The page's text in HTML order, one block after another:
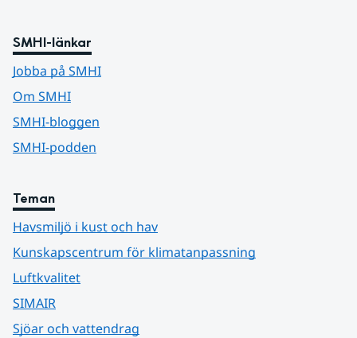
SMHI-länkar
Jobba på SMHI
Om SMHI
SMHI-bloggen
SMHI-podden
Teman
Havsmiljö i kust och hav
Kunskapscentrum för klimatanpassning
Luftkvalitet
SIMAIR
Sjöar och vattendrag